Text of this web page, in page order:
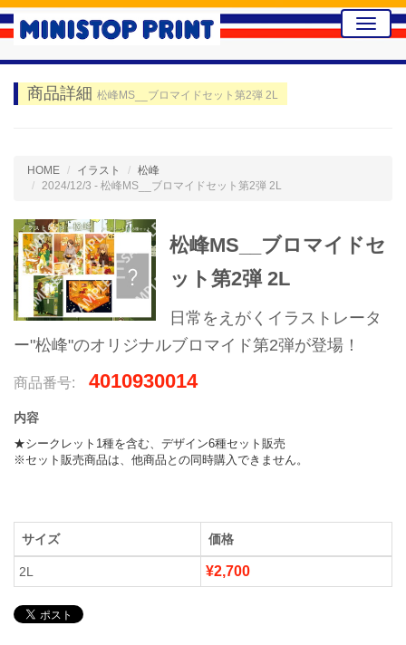
Toggle
商品詳細 松峰MS__ブロマイドセット第2弾 2L
HOME イラスト
松峰
2024/12/3 - 松峰MS__ブロマイドセット第2弾 2L
松峰MS__ブロマイドセ
ット第2弾 2L
日常をえがくイラストレータ
ー"松峰"のオリジナルブロマイド第2弾が登場！
商品番号: 4010930014
内容
★シークレット1種を含む、デザイン6種セット販売
※セット販売商品は、他商品との同時購入できません。
サイズ 価格
2L ¥2,700